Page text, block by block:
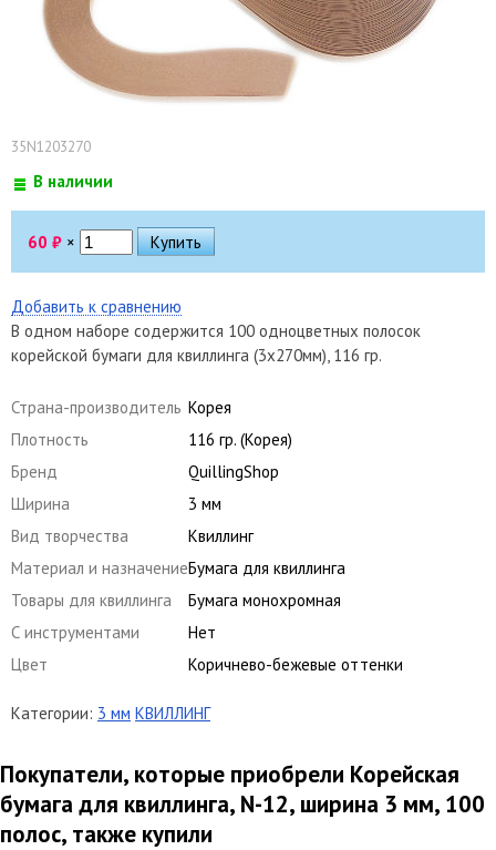
35N1203270
В наличии
60 ₽ ×
Добавить к сравнению
В одном наборе содержится 100 одноцветных полосок
корейской бумаги для квиллинга (3х270мм), 116 гр.
Страна-производитель Корея
Плотность
116 гр. (Корея)
Бренд
QuillingShop
Ширина
3 мм
Вид творчества
Квиллинг
Материал и назначениеБумага для квиллинга
Товары для квиллинга
Бумага монохромная
С инструментами
Нет
Цвет
Коричнево-бежевые оттенки
Категории: 3 мм КВИЛЛИНГ
Покупатели, которые приобрели Корейская
бумага для квиллинга, N-12, ширина 3 мм, 100
полос, также купили